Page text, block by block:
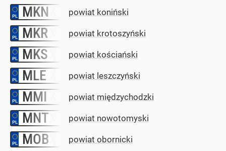
MKN powiat koniński
MKR powiat krotoszyński
MKS powiat kościański
MLE powiat leszczyński
MMI powiat międzychodzki
MNT powiat nowotomyski
MOB powiat obornicki